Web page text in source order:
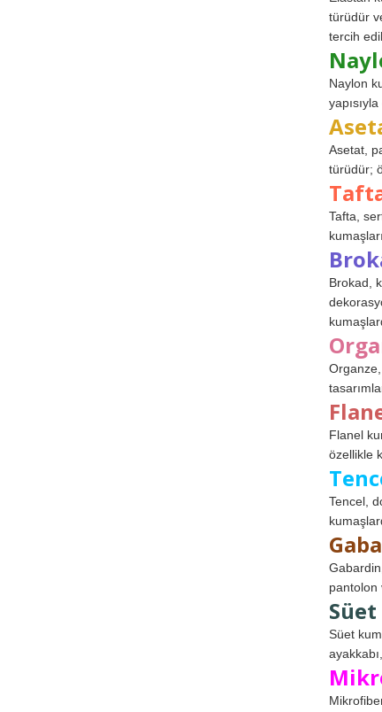
türüdür
tercih
Naylon
Asetat,
türüdür;
Tafta,
Brokad,
Flanel
özellikle
Tencel,
pantolon
Süet